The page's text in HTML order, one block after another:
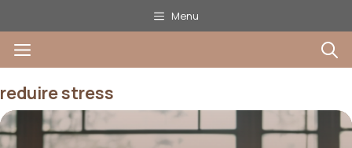
au
contenu
Menu
Menu
reduire stress